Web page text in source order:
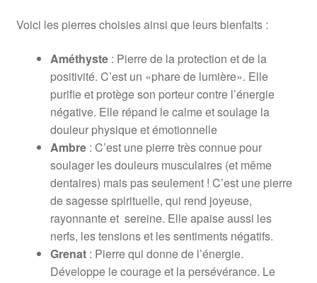
Voici les pierres choisies ainsi que leurs bienfaits :
Améthyste: Pierre de la protection et de la
positivité. C’est un «phare de lumière». Elle
purifie et protège son porteur contre l’énergie
négative. Elle répand le calme et soulage la
douleur physique et émotionnelle
Ambre: C’est une pierre très connue pour
soulager les douleurs musculaires (et même
dentaires) mais pas seulement ! C’est une pierre
de sagesse spirituelle, qui rend joyeuse,
rayonnante et sereine. Elle apaise aussi les
nerfs, les tensions et les sentiments négatifs.
Grenat: Pierre qui donne de l’énergie.
Développe le courage et la persévérance. Le